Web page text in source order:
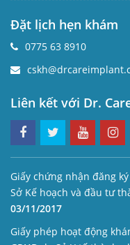
Đặt lịch hẹn khám
0775 63 8910
Liên kết với Dr.
Giấy chứng nhận đăng
Sở Kế hoạch và đầu tư
03/11/2017
Giấy phép hoạt động